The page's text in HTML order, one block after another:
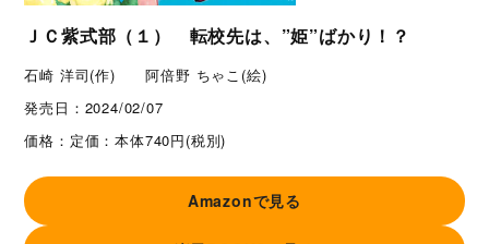
ＪＣ紫式部（１） 転校先は、”姫”ばかり！？
石崎 洋司(作) 阿倍野 ちゃこ(絵)
発売日： 2024/02/07
価格： 定価：本体740円(税別)
Amazonで見る